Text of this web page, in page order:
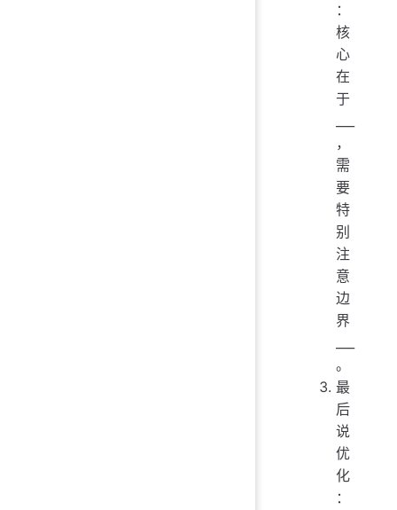
：
核
心
在
于
，
需
要
特
别
注
意
边
界
。
最
后
说
优
化
：